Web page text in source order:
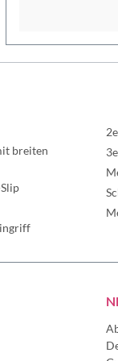
möchten.Gönnen
Triumph✓ Aus der
Touch✓ Weiche
und Röcken✓
Femininer
breiten